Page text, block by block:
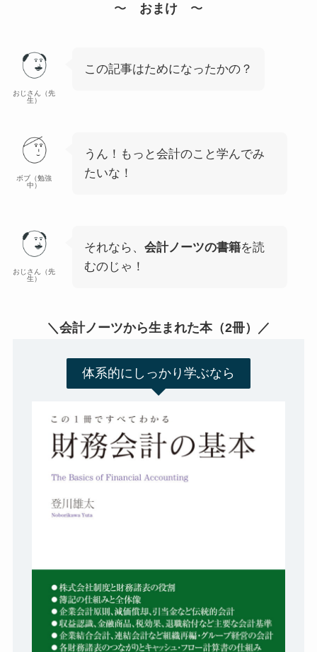
〜 おまけ 〜
おじさん（先
生）
この記事はためになったかの？
ボブ（勉強
中）
うん！もっと会計のこと学んでみ
たいな！
おじさん（先
生）
それなら、 会計ノーツの書籍を読
むのじゃ！
＼会計ノーツから生まれた本（2冊）／
体系的にしっかり学ぶなら